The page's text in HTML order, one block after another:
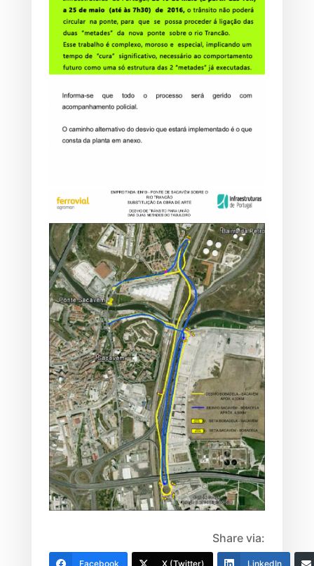
Share via:
Facebook X (Twitter) LinkedIn